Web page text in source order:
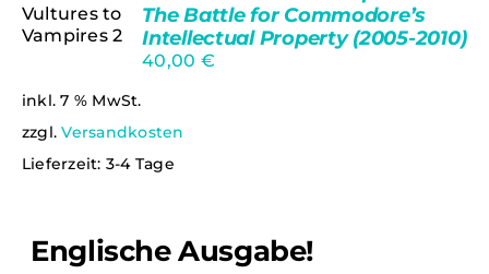
The Battle for Commodore’s
Intellectual Property (2005-2010)
40,00 €
inkl. 7 % MwSt.
zzgl.Versandkosten
Lieferzeit: 3-4 Tage
Englische Ausgabe!